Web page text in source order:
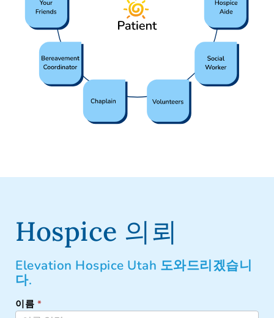
Hospice 의뢰
Elevation Hospice Utah 도와드리겠습니
다.
ELEVATION
이름 *